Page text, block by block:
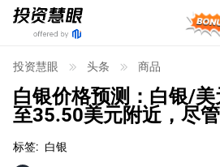
投资慧眼 头条 商品
白银价格预测：白银/
至35.50美元附近，尽
标签: 白银